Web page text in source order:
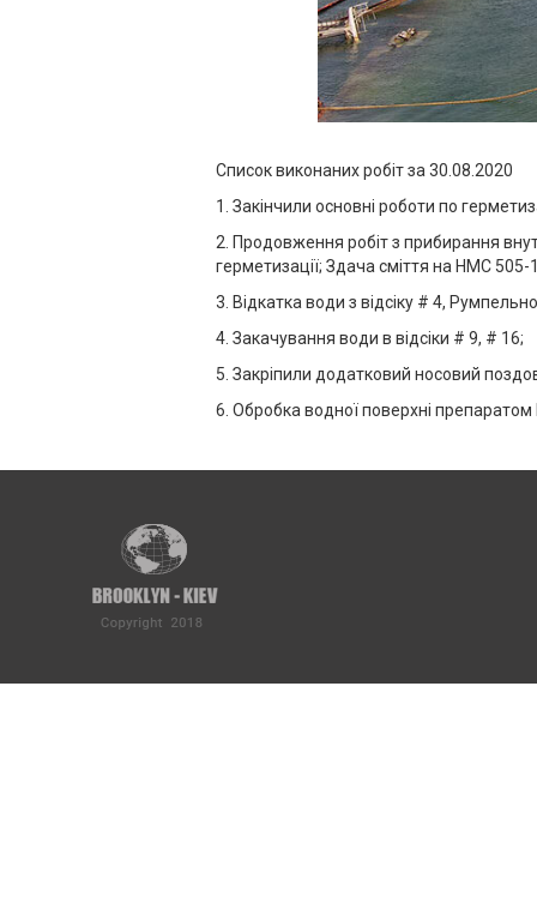
Список виконаних робіт за 30 .08.2020
1. Закінчили основні роботи по
2. Продовження робіт з прибирання
герметизації; Здача сміття на НМС 505-
3. Відкатка води з відсіку # 4,
4. Закачування води в відсіки # 9, # 16;
5. Закріпили додатковий носовий
6. Обробка водної поверхні